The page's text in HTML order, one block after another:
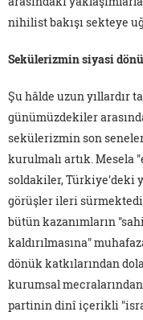
nihilist bakışı sekteye
Sekülerizmin siyasi
Şu hâlde uzun yıllardır
günümüzdekiler
sekülerizmin son
kurulmalı artık. Mesela
soldakiler, Türkiye'deki
görüşler ileri
bütün kazanımların
kaldırılmasına"
dönük katkılarından
kurumsal
partinin dinî içerikli